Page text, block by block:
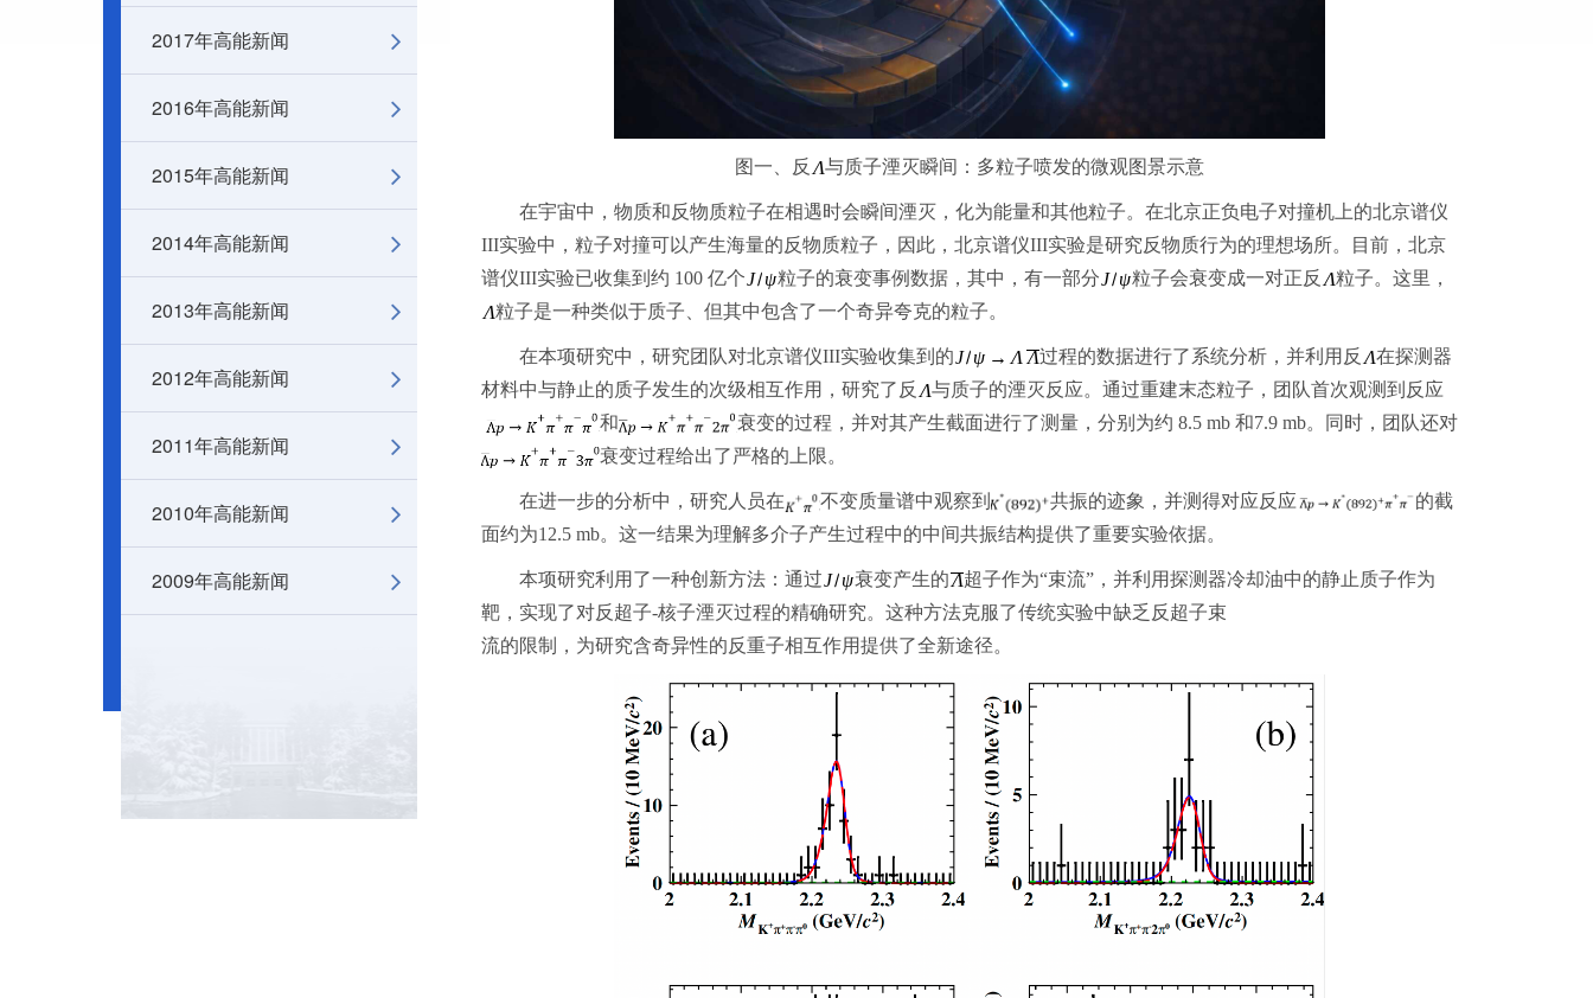
2017年高能新闻
2016年高能新闻
2015年高能新闻
2014年高能新闻
2013年高能新闻
2012年高能新闻
2011年高能新闻
2010年高能新闻
2009年高能新闻
图一、反 与质子湮灭瞬间：多粒子喷发的微观图景示意
在宇宙中，物质和反物质粒子在相遇时会瞬间湮灭，化为能量和其他粒子。在北京正负电子对撞机上的北京谱仪
III实验中，粒子对撞可以产生海量的反物质粒子，因此，北京谱仪III实验是研究反物质行为的理想场所。目前，北京
谱仪III实验已收集到约 100 亿个
粒子的衰变事例数据，其中，有一部分 粒子会衰变成一对正反
粒子。这里，
粒子是一种类似于质子、但其中包含了一个奇异夸克的粒子。
在本项研究中，研究团队对北京谱仪III实验收集到的 过程的数据进行了系统分析，并利用反
在探测器
材料中与静止的质子发生的次级相互作用，研究了反
与质子的湮灭反应。通过重建末态粒子，团队首次观测到反应
和
衰变的过程，并对其产生截面进行了测量，分别为约 8.5 mb 和7.9 mb。同时，团队还对
衰变过程给出了严格的上限。
在进一步的分析中，研究人员在 不变质量谱中观察到 共振的迹象，并测得对应反应
的截
面约为12.5 mb。这一结果为理解多介子产生过程中的中间共振结构提供了重要实验依据。
本项研究利用了一种创新方法：通过 衰变产生的
超子作为“束流”，并利用探测器冷却油中的静止质子作为
靶，实现了对反超子-核子湮灭过程的精确研究。这种方法克服了传统实验中缺乏反超子束
流的限制，为研究含奇异性的反重子相互作用提供了全新途径。